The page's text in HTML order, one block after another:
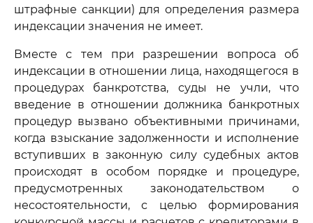
штрафные санкции) для определения размера
индексации значения не имеет.
Вместе с тем при разрешении вопроса об
индексации в отношении лица, находящегося в
процедурах банкротства, суды не учли, что
введение в отношении должника банкротных
процедур вызвано объективными причинами,
когда взыскание задолженности и исполнение
вступивших в законную силу судебных актов
происходят в особом порядке и процедуре,
предусмотренных законодательством о
несостоятельности, с целью формирования